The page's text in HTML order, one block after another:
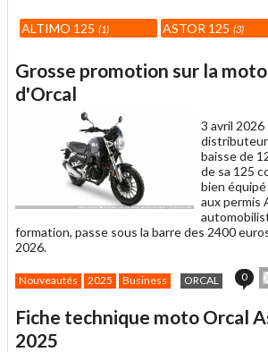
ALTIMO 125 1 ASTOR 125 3
Grosse promotion sur la
d'Orcal
3 avril 2026
distributeur
baisse de
de sa 125
bien
aux permis
formation, passe sous la barre des 2400
2026.
Nouveautés 2025 Business ORCAL 0
à
Fiche technique moto Orcal
2025